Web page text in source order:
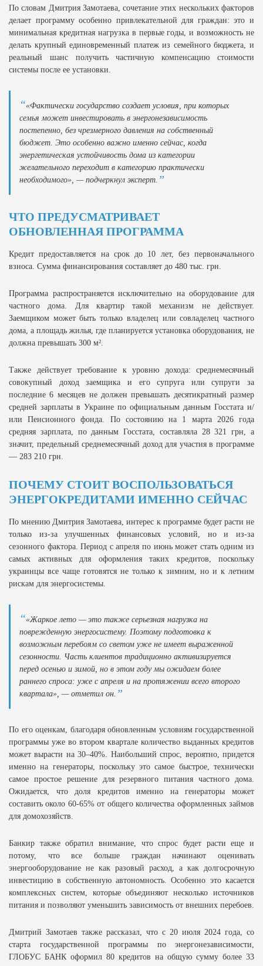
По словам Дмитрия Замотаева, сочетание этих нескольких факторов
делает программу особенно привлекательной для граждан: это и
минимальная кредитная нагрузка в первые годы, и возможность не
делать крупный единовременный платеж из семейного бюджета, и
реальный шанс получить частичную компенсацию стоимости
системы после ее установки.
«Фактически государство создает условия, при которых
семья может инвестировать в энергонезависимость
постепенно, без чрезмерного давления на собственный
бюджет. Это особенно важно именно сейчас, когда
энергетическая устойчивость дома из категории
желательного переходит в категорию практически
необходимого», — подчеркнул эксперт.
ЧТО ПРЕДУСМАТРИВАЕТ
ОБНОВЛЕННАЯ ПРОГРАММА
Кредит предоставляется на срок до 10 лет, без первоначального
взноса. Сумма финансирования составляет до 480 тыс. грн.
Программа распространяется исключительно на оборудование для
частного дома. Для квартир такой механизм не действует.
Заемщиком может быть только владелец или совладелец частного
дома, а площадь жилья, где планируется установка оборудования, не
должна превышать 300 м².
Также действует требование к уровню дохода: среднемесячный
совокупный доход заемщика и его супруга или супруги за
последние 6 месяцев не должен превышать десятикратный размер
средней зарплаты в Украине по официальным данным Госстата и/
или Пенсионного фонда. По состоянию на 1 марта 2026 года
средняя зарплата, по данным Госстата, составляла 28 321 грн, а
значит, предельный среднемесячный доход для участия в программе
— 283 210 грн.
ПОЧЕМУ СТОИТ ВОСПОЛЬЗОВАТЬСЯ
ЭНЕРГОКРЕДИТАМИ ИМЕННО СЕЙЧАС
По мнению Дмитрия Замотаева, интерес к программе будет расти не
только из-за улучшенных финансовых условий, но и из-за
сезонного фактора. Период с апреля по июнь может стать одним из
самых активных для оформления таких кредитов, поскольку
украинцы все чаще готовятся не только к зимним, но и к летним
рискам для энергосистемы.
«Жаркое лето — это также серьезная нагрузка на
поврежденную энергосистему. Поэтому подготовка к
возможным перебоям со светом уже не имеет выраженной
сезонности. Часть клиентов традиционно активизируется
перед осенью и зимой, но в этом году мы ожидаем более
раннего спроса: уже с апреля и на протяжении всего второго
квартала», — отметил он.
По его оценкам, благодаря обновленным условиям государственной
программы уже во втором квартале количество выданных кредитов
может вырасти на 30–40%. Наибольший спрос, вероятно, придется
именно на генераторы, поскольку это самое быстрое, технически
самое простое решение для резервного питания частного дома.
Ожидается, что доля кредитов именно на генераторы может
составить около 60-65% от общего количества оформленных займов
для домохозяйств.
Банкир также обратил внимание, что спрос будет расти еще и
потому, что все больше граждан начинают оценивать
энергооборудование не как разовый расход, а как долгосрочную
инвестицию в собственную автономность. Особенно это касается
комплексных систем, которые объединяют несколько источников
питания и позволяют уменьшить зависимость от внешних перебоев.
Дмитрий Замотаев также рассказал, что с 20 июля 2024 года, со
старта государственной программы по энергонезависимости,
ГЛОБУС БАНК оформил 80 кредитов на общую сумму более 33